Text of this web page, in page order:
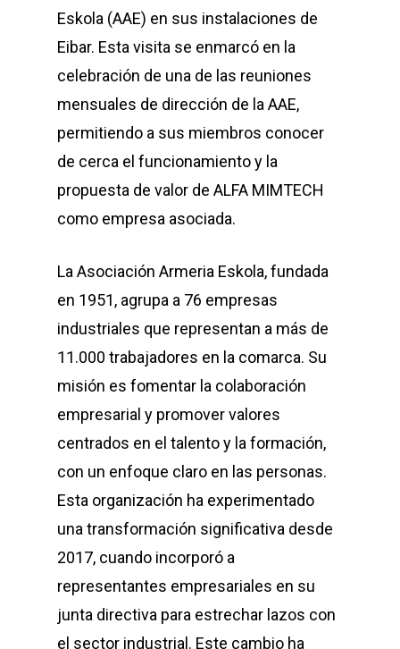
Eskola (AAE) en sus instalaciones de
Eibar. Esta visita se enmarcó en la
celebración de una de las reuniones
mensuales de dirección de la AAE,
permitiendo a sus miembros conocer
de cerca el funcionamiento y la
propuesta de valor de ALFA MIMTECH
como empresa asociada.
La Asociación Armeria Eskola, fundada
en 1951, agrupa a 76 empresas
industriales que representan a más de
11.000 trabajadores en la comarca. Su
misión es fomentar la colaboración
empresarial y promover valores
centrados en el talento y la formación,
con un enfoque claro en las personas.
Esta organización ha experimentado
una transformación significativa desde
2017, cuando incorporó a
representantes empresariales en su
junta directiva para estrechar lazos con
el sector industrial. Este cambio ha